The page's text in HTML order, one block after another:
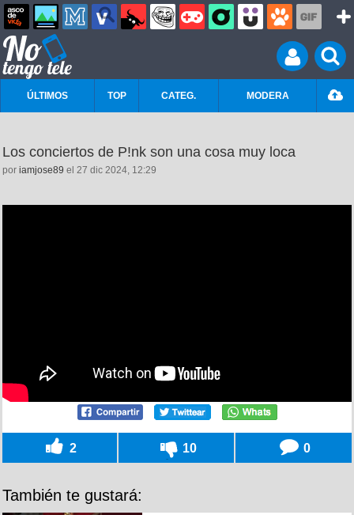
ÚLTIMOS TOP CATEG. MODERA
Los conciertos de P!nk son una cosa muy loca
por iamjose89 el 27 dic 2024, 12:29
2 10 0
También te gustará: